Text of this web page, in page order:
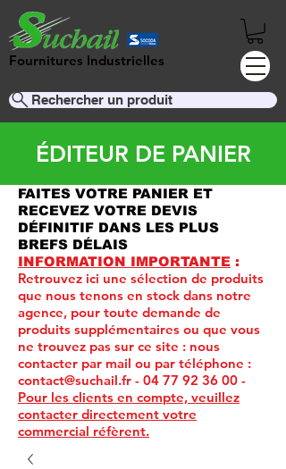
Fournitures Industrielles
Rechercher un produit
ÉDITEUR DE PANIER
FAITES VOTRE PANIER ET
RECEVEZ VOTRE DEVIS
DÉFINITIF DANS LES PLUS
BREFS DÉLAIS
INFORMATION IMPORTANTE :
Retrouvez ici une sélection de produits
que nous tenons en stock dans notre
agence, pour toute demande de
produits supplémentaires ou que vous
ne trouvez pas sur ce site : nous
contacter par mail ou par téléphone :
contact@suchail.fr - 04 77 92 36 00 -
Pour les clients en compte, veuillez
contacter directement votre
commercial réfèrent.